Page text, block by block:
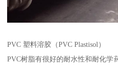
PVC 塑料溶胶（PVC Plastisol）
PVC树脂有很好的耐水性和耐化学